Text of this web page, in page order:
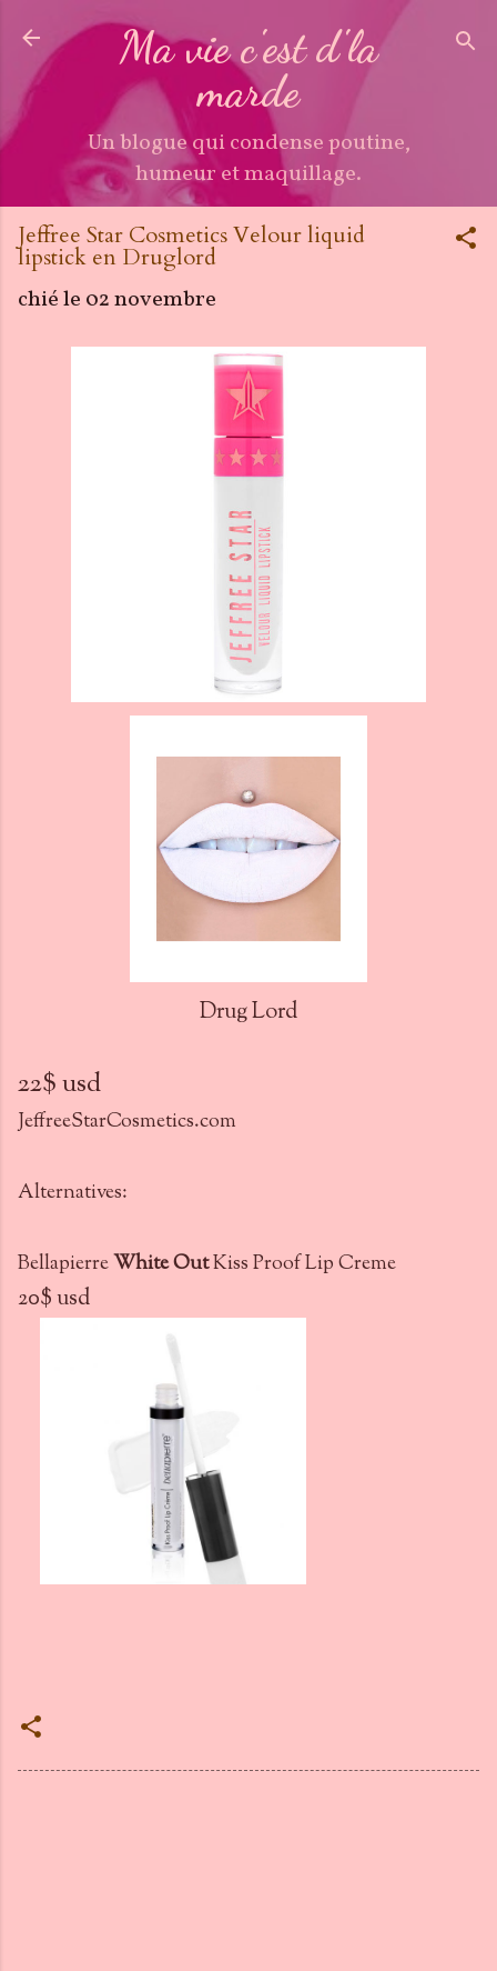
Accéder au contenu principal
Ma vie c'est d'la
marde
Un blogue qui condense poutine,
humeur et maquillage.
Jeffree Star Cosmetics Velour liquid
lipstick en Druglord
chié le 02 novembre
Drug Lord
22$ usd
JeffreeStarCosmetics.com
Alternatives:
BellapierreWhite OutKiss Proof Lip Creme
20$ usd